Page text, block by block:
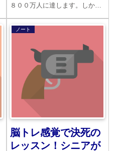
８００万人に達します。しかし
せん。労働環境の悪さ、賃金の
低さなど問題が山積していま
す。どうしても今の職場では無
理となったら、その時は転職し
かありません。
ノート
脳トレ感覚で決死の
レッスン！シニアが